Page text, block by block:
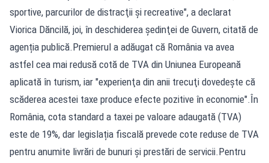
sportive, parcurilor de distracţii şi recreative", a declarat
Viorica Dăncilă, joi, în deschiderea şedinţei de Guvern, citată de
agenția publică.Premierul a adăugat că România va avea
astfel cea mai redusă cotă de TVA din Uniunea Europeană
aplicată în turism, iar "experienţa din anii trecuţi dovedeşte că
scăderea acestei taxe produce efecte pozitive în economie".În
România, cota standard a taxei pe valoare adaugată (TVA)
este de 19%, dar legislația fiscală prevede cote reduse de TVA
pentru anumite livrări de bunuri și prestări de servicii.Pentru